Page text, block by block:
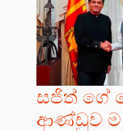
සජිත් ගේ
ආණ්ඩුව ම